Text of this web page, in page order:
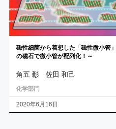
磁性細菌から着想した 「磁性微小管」
の磁石で微小管が配列化！ ～
角五 彰 佐田 和己
化学部門
2020年6月16日